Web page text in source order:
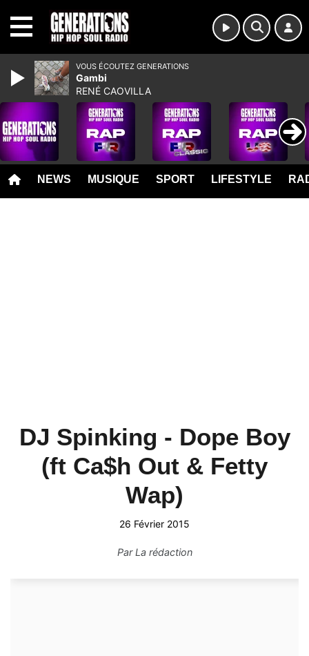
NEWS MUSIQUE SPORT LIFESTYLE
DJ Spinking - Dope Boy
(ft Ca$h Out & Fetty
Wap)
26 Février 2015
ParLa rédaction
VOUS ÉCOUTEZ GENERATIONS
Gambi
RENÉ CAOVILLA